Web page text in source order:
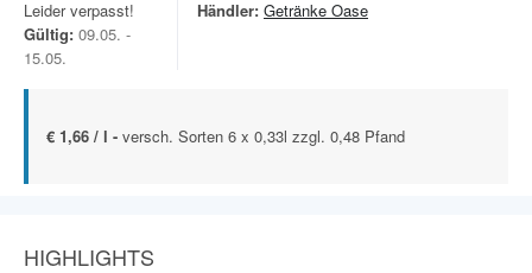
Leider verpasst!
Gültig: 09.05. -
15.05.
Händler: Getränke Oase
€ 1,66 / l - versch. Sorten 6 x 0,33l zzgl. 0,48 Pfand
HIGHLIGHTS